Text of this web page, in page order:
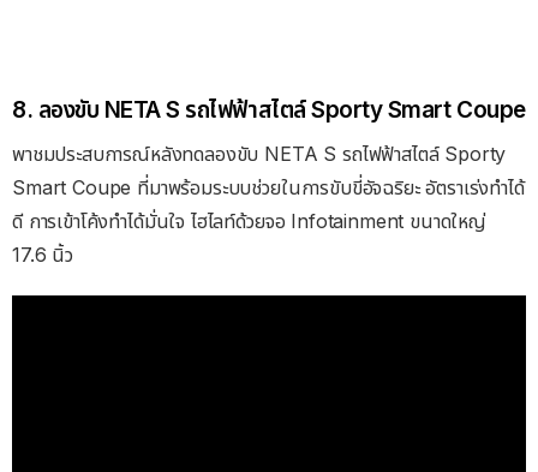
8. ลองขับ NETA S รถไฟฟ้าสไตล์ Sporty Smart Coupe
พาชมประสบการณ์หลังทดลองขับ NETA S รถไฟฟ้าสไตล์ Sporty
Smart Coupe ที่มาพร้อมระบบช่วยในการขับขี่อัจฉริยะ อัตราเร่งทำได้
ดี การเข้าโค้งทำได้มั่นใจ ไฮไลท์ด้วยจอ Infotainment ขนาดใหญ่
17.6 นิ้ว